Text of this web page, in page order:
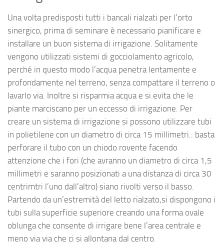
Una volta predisposti tutti i bancali rialzati per l’orto
sinergico, prima di seminare è necessario pianificare e
installare un buon sistema di irrigazione. Solitamente
vengono utilizzati sistemi di gocciolamento agricolo,
perché in questo modo l’acqua penetra lentamente e
profondamente nel terreno, senza compattare il terreno o
lavarlo via. Inoltre si risparmia acqua e si evita che le
piante marciscano per un eccesso di irrigazione. Per
creare un sistema di irrigazione si possono utilizzare tubi
in polietilene con un diametro di circa 15 millimetri.: basta
perforare il tubo con un chiodo rovente facendo
attenzione che i fori (che avranno un diametro di circa 1,5
millimetri e saranno posizionati a una distanza di circa 30
centrimtri l’uno dall’altro) siano rivolti verso il basso.
Partendo da un’estremità del letto rialzato,si dispongono i
tubi sulla superficie superiore creando una forma ovale
oblunga che consente di irrigare bene l’area centrale e
meno via via che ci si allontana dal centro.